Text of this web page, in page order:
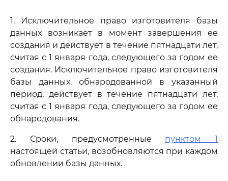
1. Исключительное право изготовителя базы
данных возникает в момент завершения ее
создания и действует в течение пятнадцати лет,
считая с 1 января года, следующего за годом ее
создания. Исключительное право изготовителя
базы данных, обнародованной в указанный
период, действует в течение пятнадцати лет,
считая с 1 января года, следующего за годом ее
обнародования.
2. Сроки, предусмотренные пунктом 1
настоящей статьи, возобновляются при каждом
обновлении базы данных.